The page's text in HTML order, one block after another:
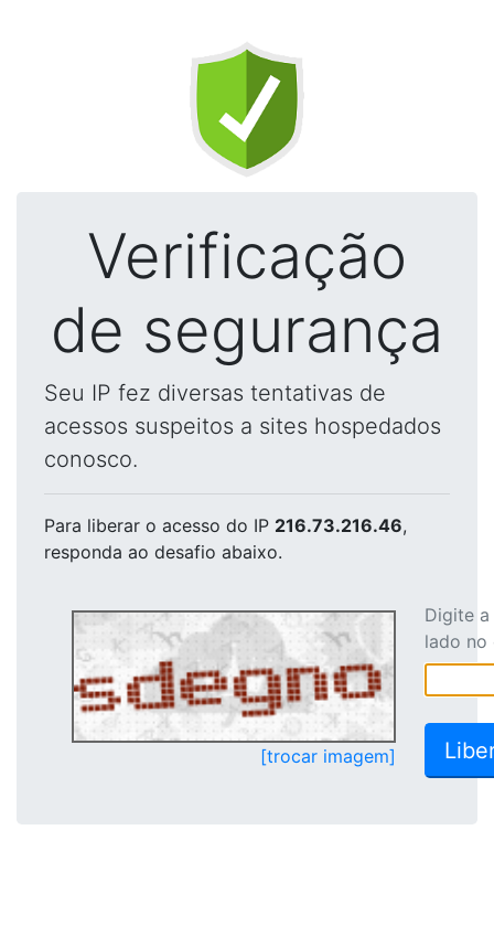
Verificação
de segurança
Seu IP fez diversas tentativas de
acessos suspeitos a sites hospedados
conosco.
Para liberar o acesso do IP 216.73.216.46,
responda ao desafio abaixo.
[trocar imagem]
Digite
lado no